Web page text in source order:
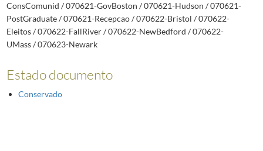
ConsComunid / 070621-GovBoston / 070621-Hudson / 070621-
PostGraduate / 070621-Recepcao / 070622-Bristol / 070622-
Eleitos / 070622-FallRiver / 070622-NewBedford / 070622-
UMass / 070623-Newark
Estado documento
Conservado